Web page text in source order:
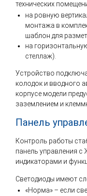
технических
на ровную
монтажа в
шаблон для
на
стеллаж).
Устройство
колодок и вводного
корпусе модели
заземлением и
Панель
Контроль работы
панель управления
индикаторами и
Светодиоды имеют
«Норма» – если